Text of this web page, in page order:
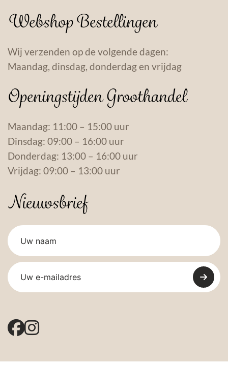
Webshop Bestellingen
Wij verzenden op de volgende dagen:
Maandag, dinsdag, donderdag en vrijdag
Openingstijden Groothandel
Maandag: 11:00 – 15:00 uur
Dinsdag: 09:00 – 16:00 uur
Donderdag: 13:00 – 16:00 uur
Vrijdag: 09:00 – 13:00 uur
Nieuwsbrief